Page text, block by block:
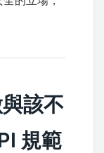
該不
規範